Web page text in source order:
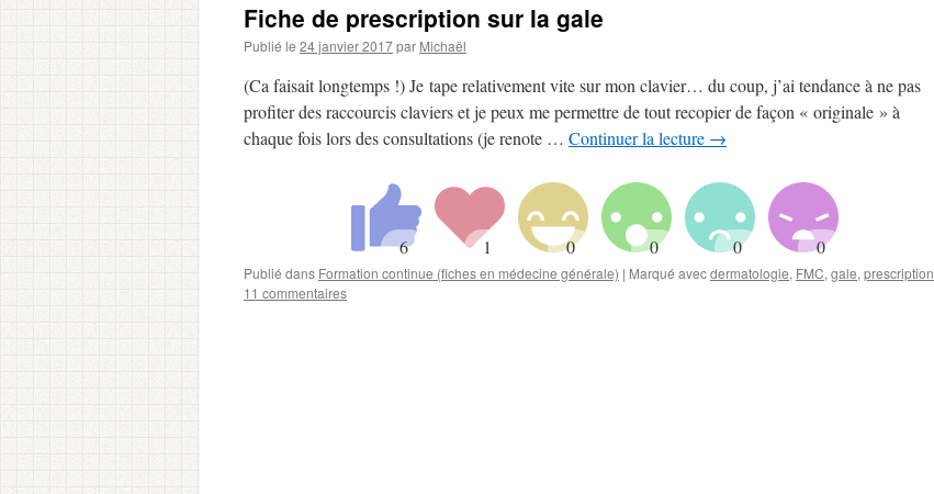
contenu
Fiche de prescription sur la gale
Publié le 24 janvier 2017par Michaël
(Ca faisait longtemps !) Je tape relativement vite sur mon clavier… du coup, j’ai tendance à ne pas
profiter des raccourcis claviers et je peux me permettre de tout recopier de façon « originale » à
chaque fois lors des consultations (je renote … Continuer la lecture →
Publié dans Formation continue (fiches en médecine générale) | Marqué avecdermatologie, FMC, gale, prescription
11 commentaires